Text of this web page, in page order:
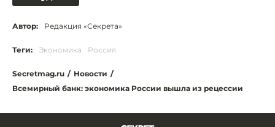
Автор: Редакция «Секрета»
Теги: Экономика Россия
Secretmag.ru / Новости /
Всемирный банк: экономика России вышла из рецессии